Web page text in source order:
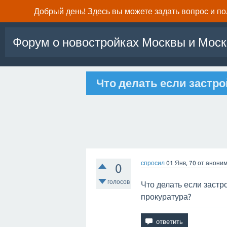
Добрый день! Здесь вы можете задать вопрос и
Форум о новостройках Москвы и
Что делать если
0
голосов
спросил 01 Янв, 70 от аноним
Что делать если
прокуратура?